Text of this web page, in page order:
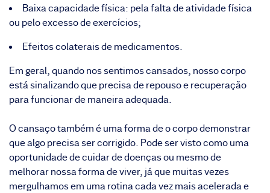
Baixa capacidade física: pela falta de atividade física
ou pelo excesso de exercícios;
Efeitos colaterais de medicamentos.
Em geral, quando nos sentimos cansados, nosso corpo
está sinalizando que precisa de repouso e recuperação
para funcionar de maneira adequada.
O cansaço também é uma forma de o corpo demonstrar
que algo precisa ser corrigido. Pode ser visto como uma
oportunidade de cuidar de doenças ou mesmo de
melhorar nossa forma de viver, já que muitas vezes
mergulhamos em uma rotina cada vez mais acelerada e